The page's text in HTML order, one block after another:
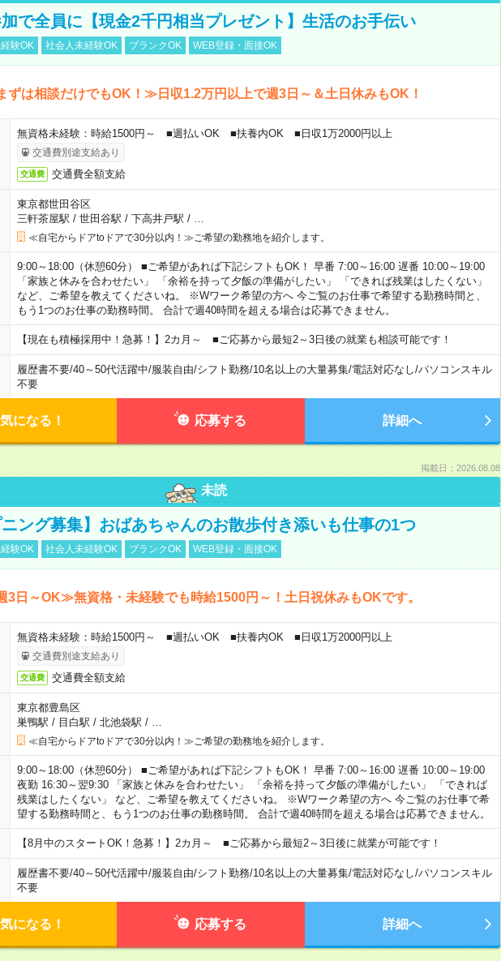
で全員に【現金2千円相当プレゼント】生活のお手伝い
験OK 社会人未経験OK ブランクOK WEB登録・面接OK
ずは相談だけでもOK！≫日収1.2万円以上で週3日～＆土日休みもOK！
無資格未経験：時給1500円～ ■週払いOK ■扶養内OK ■日収1万2000円以上
交通費別途支給あり
交通費 交通費全額支給
東京都世田谷区
三軒茶屋駅 / 世田谷駅 / 下高井戸駅 /
≪自宅からドアtoドアで30分以内！≫ご希望の勤務地を紹介します。
9:00～18:00（休憩60分） ■ご希望があれば下記シフトもOK！ 早番 7:00～16:00 遅番 10:00～19:00
「家族と休みを合わせたい」 「余裕を持って夕飯の準備がしたい」 「できれば残業はしたくない」
など、ご希望を教えてくださいね。 ※Wワーク希望の方へ 今ご覧のお仕事で希望する勤務時間と、
もう1つのお仕事の勤務時間。 合計で週40時間を超える場合は応募できません。
【現在も積極採用中！急募！】2カ月～ ■ご応募から最短2～3日後の就業も相談可能です！
履歴書不要/40～50代活躍中/服装自由/シフト勤務/10名以上の大量募集/電話対応なし/パソコンスキル
不要
気になる！ 応募する 詳細へ
掲載日：2026.08.08
未読
ニング募集】おばあちゃんのお散歩付き添いも仕事の1つ
験OK 社会人未経験OK ブランクOK WEB登録・面接OK
3日～OK≫無資格・未経験でも時給1500円～！土日祝休みもOKです。
無資格未経験：時給1500円～ ■週払いOK ■扶養内OK ■日収1万2000円以上
交通費別途支給あり
交通費 交通費全額支給
東京都豊島区
巣鴨駅 / 目白駅 / 北池袋駅 /
≪自宅からドアtoドアで30分以内！≫ご希望の勤務地を紹介します。
9:00～18:00（休憩60分） ■ご希望があれば下記シフトもOK！ 早番 7:00～16:00 遅番 10:00～19:00
夜勤 16:30～翌9:30 「家族と休みを合わせたい」 「余裕を持って夕飯の準備がしたい」 「できれば
残業はしたくない」 など、ご希望を教えてくださいね。 ※Wワーク希望の方へ 今ご覧のお仕事で希
望する勤務時間と、もう1つのお仕事の勤務時間。 合計で週40時間を超える場合は応募できません。
【8月中のスタートOK！急募！】2カ月～ ■ご応募から最短2～3日後に就業が可能です！
履歴書不要/40～50代活躍中/服装自由/シフト勤務/10名以上の大量募集/電話対応なし/パソコンスキル
不要
気になる！ 応募する 詳細へ